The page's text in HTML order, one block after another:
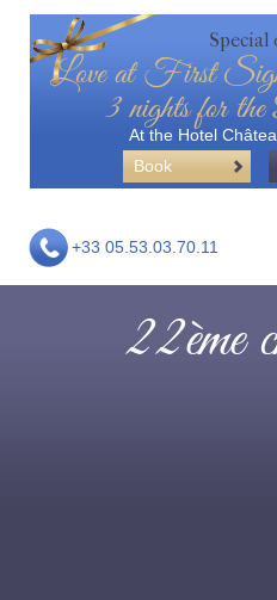
Special
Love at First
3 nights for
At the Hotel
Book
+33 05.53.03.70.11
22ème